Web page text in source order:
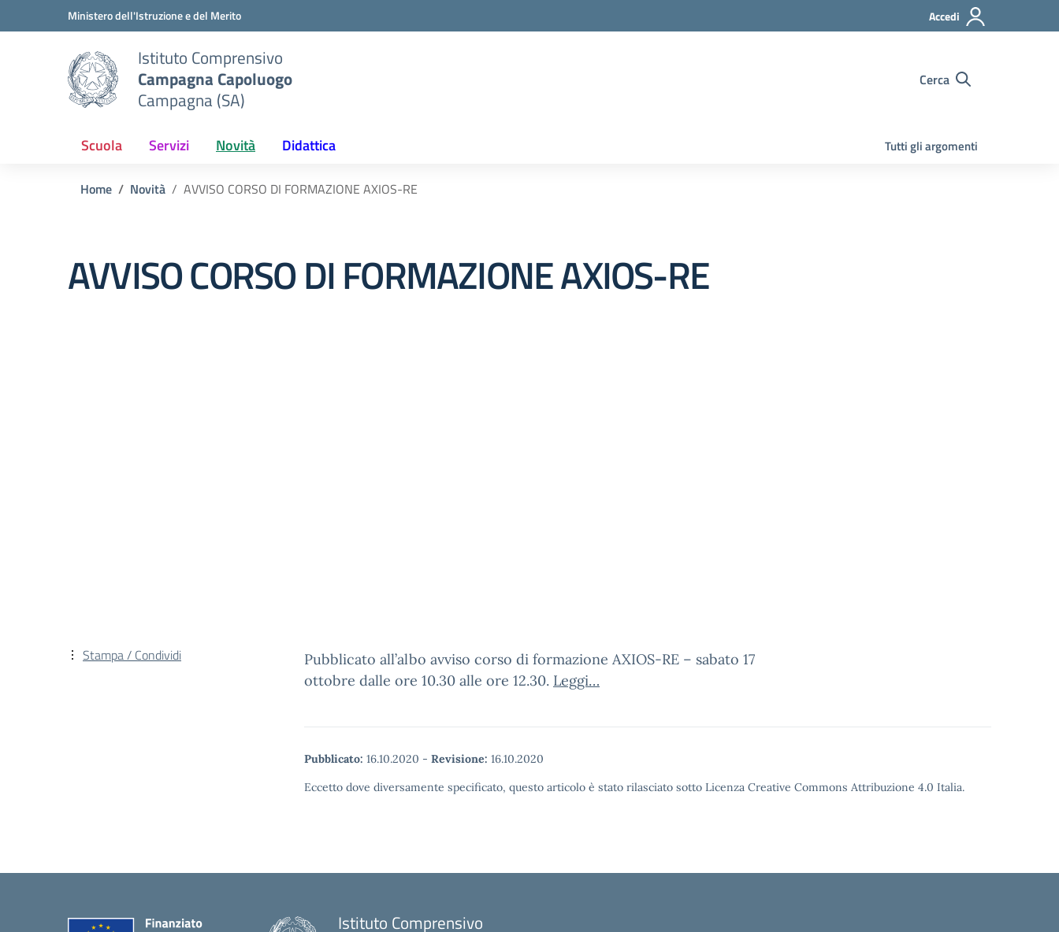
Vai ai contenuti
Vai al menu di navigazioneMinistero dell'Istruzione e del Merito Accedi
Istituto Comprensivo
Campagna Capoluogo
Campagna (SA)
Cerca
Scuola Servizi Novità Didattica Tutti gli argomenti
Home Novità AVVISO CORSO DI FORMAZIONE AXIOS-RE
AVVISO CORSO DI FORMAZIONE AXIOS-RE
Pubblicato all’albo avviso corso di formazione AXIOS-RE – sabato 17
ottobre dalle ore 10.30 alle ore 12.30. Leggi…
Pubblicato: 16.10.2020 - Revisione: 16.10.2020
Eccetto dove diversamente specificato, questo articolo è stato rilasciato sotto Licenza Creative Commons Attribuzione 4.0 Italia.
Stampa / Condividi
Istituto Comprensivo